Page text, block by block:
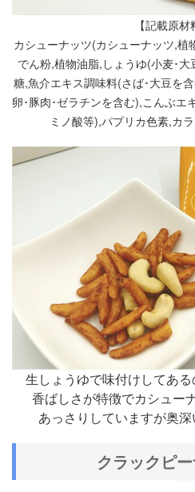
【記載原材
カシューナッツ(カシューナッツ,
でん粉,植物油脂,しょうゆ(小麦･
糖,魚介エキス調味料(さば･大豆を
卵･豚肉･ゼラチンを含む),こんぶエ
ミノ酸等),パプリカ色素,カ
生しょうゆで味付けしてあ
香ばしさが特徴でカシュー
あっさりしていますが奥
クラックピ